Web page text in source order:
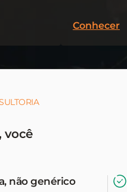
Conhecer
você
não genérico